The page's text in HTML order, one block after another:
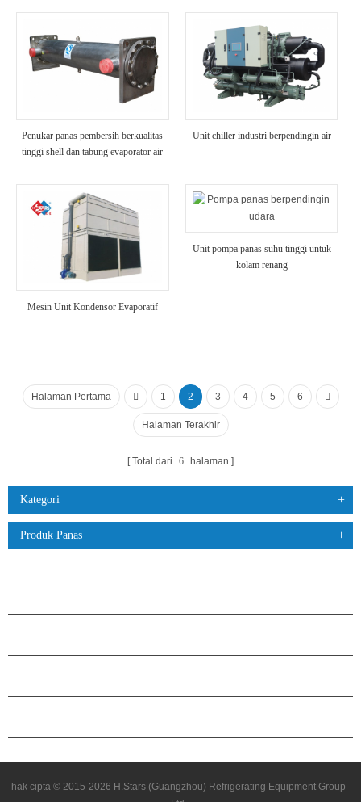
Penukar panas pembersih berkualitas
tinggi shell dan tabung evaporator air
Unit chiller industri berpendingin air
Mesin Unit Kondensor Evaporatif
Unit pompa panas suhu tinggi untuk
kolam renang
Halaman Pertama 1 2 3 4 5 6
Halaman Terakhir
Total dari 6 halaman
Kategori
Produk Panas
hak cipta © 2015-2026 H.Stars (Guangzhou) Refrigerating Equipment Group